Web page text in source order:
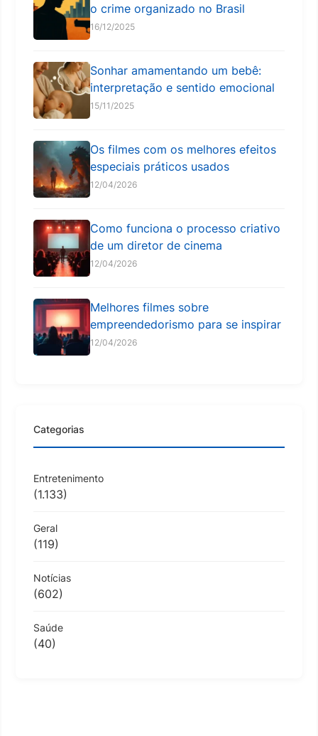
o crime organizado no Brasil
16/12/2025
Sonhar amamentando um bebê:
interpretação e sentido emocional
15/11/2025
Os filmes com os melhores efeitos
especiais práticos usados
12/04/2026
Como funciona o processo criativo
de um diretor de cinema
12/04/2026
Melhores filmes sobre
empreendedorismo para se inspirar
12/04/2026
Categorias
Entretenimento
(1.133)
Geral
(119)
Notícias
(602)
Saúde
(40)